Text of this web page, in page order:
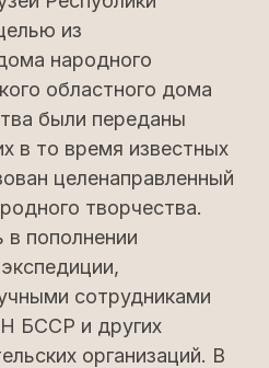
из
народного
областного дома
были переданы
в то время известных
целенаправленный
творчества.
в пополнении
сотрудниками
БССР и других
организаций. В